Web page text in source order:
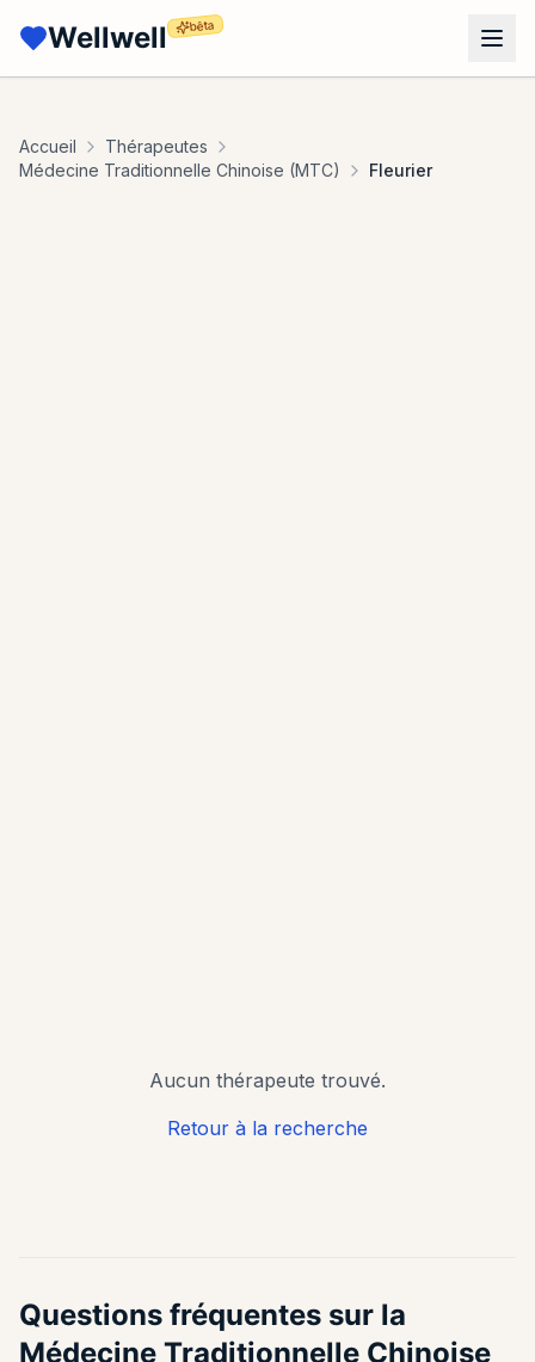
Wellwell bêta
Accueil
Thérapeutes
Médecine Traditionnelle Chinoise (MTC)
Fleurier
Aucun thérapeute trouvé.
Retour à la recherche
Questions fréquentes sur la
Médecine Traditionnelle Chinoise